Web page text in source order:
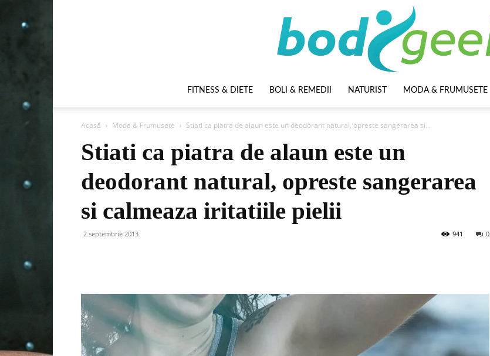
FITNESS & DIETE BOLI & REMEDII NATURIST MODA & FRUMUSETE
Acasă Moda & Frumusete Stiati ca piatra de alaun este un deodorant natural, opreste sangerarea si...
Stiati ca piatra de alaun este un
deodorant natural, opreste sangerarea
si calmeaza iritatiile pielii
2 septembrie 2013 0
941